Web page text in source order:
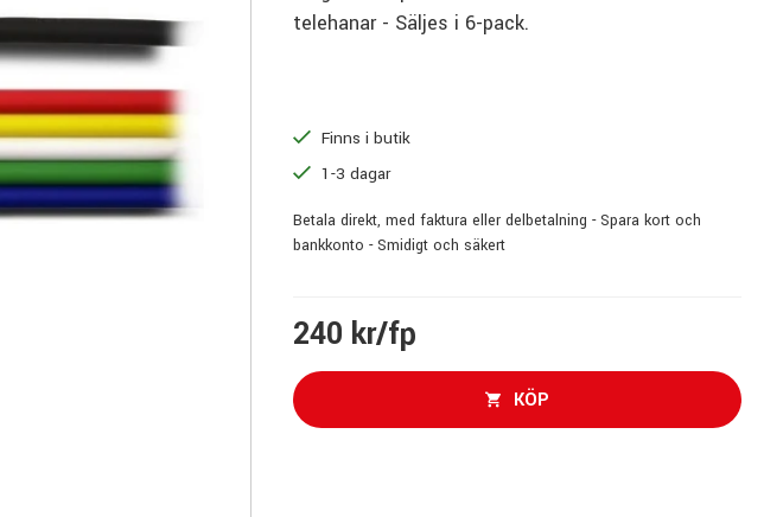
telehanar - Säljes i 6-pack.
Finns i butik
1-3 dagar
Betala direkt, med faktura eller delbetalning - Spara kort och
bankkonto - Smidigt och säkert
240 kr/fp
KÖP